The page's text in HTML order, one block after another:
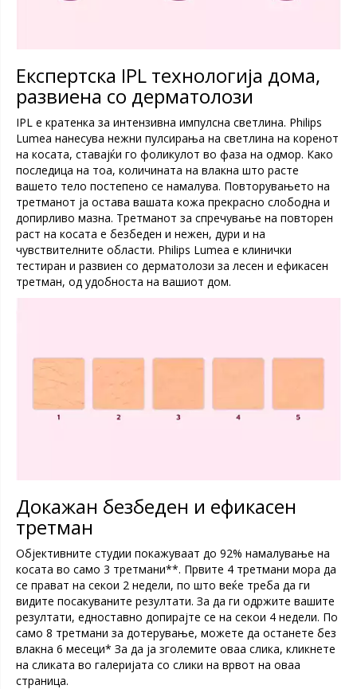
Експертска IPL технологија дома,
развиена со дерматолози
IPL е кратенка за интензивна импулсна светлина. Philips
Lumea нанесува нежни пулсирања на светлина на коренот
на косата, ставајќи го фоликулот во фаза на одмор. Како
последица на тоа, количината на влакна што расте
вашето тело постепено се намалува. Повторувањето на
третманот ја остава вашата кожа прекрасно слободна и
допирливо мазна. Третманот за спречување на повторен
раст на косата е безбеден и нежен, дури и на
чувствителните области. Philips Lumea е клинички
тестиран и развиен со дерматолози за лесен и ефикасен
третман, од удобноста на вашиот дом.
Докажан безбеден и ефикасен
третман
Објективните студии покажуваат до 92% намалување на
косата во само 3 третмани**. Првите 4 третмани мора да
се прават на секои 2 недели, по што веќе треба да ги
видите посакуваните резултати. За да ги одржите вашите
резултати, едноставно допирајте се на секои 4 недели. По
само 8 третмани за дотерување, можете да останете без
влакна 6 месеци* За да ја зголемите оваа слика, кликнете
на сликата во галеријата со слики на врвот на оваа
страница.